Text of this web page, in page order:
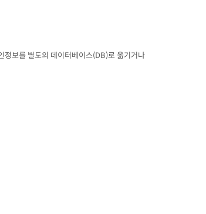
정보를 별도의 데이터베이스(DB)로 옮기거나